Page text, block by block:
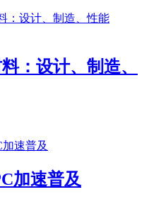
：设计、制造、
加速普及